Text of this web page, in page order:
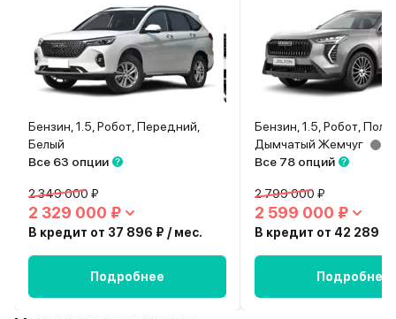
Бензин, 1.5, Робот, Передний,
Белый
Все 63 опции
2 349 000 ₽
2 329 000 ₽
В кредит от 37 896 ₽ / мес.
Подробнее
Бензин, 1.5, Робот,
Дымчатый Жемчуг
Все 78 опций
2 799 000 ₽
2 599 000 ₽
В кредит от 42 289 ₽
Подробнее